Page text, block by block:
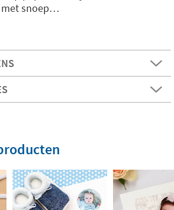
met snoep…